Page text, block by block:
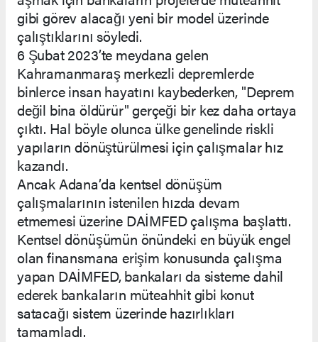
gibi görev alacağı yeni bir model üzerinde
çalıştıklarını söyledi.
6 Şubat 2023’te meydana gelen
Kahramanmaraş merkezli depremlerde
binlerce insan hayatını kaybederken, "Deprem
değil bina öldürür" gerçeği bir kez daha ortaya
çıktı. Hal böyle olunca ülke genelinde riskli
yapıların dönüştürülmesi için çalışmalar hız
kazandı.
Ancak Adana’da kentsel dönüşüm
çalışmalarının istenilen hızda devam
etmemesi üzerine DAİMFED çalışma başlattı.
Kentsel dönüşümün önündeki en büyük engel
olan finansmana erişim konusunda çalışma
yapan DAİMFED, bankaları da sisteme dahil
ederek bankaların müteahhit gibi konut
satacağı sistem üzerinde hazırlıkları
tamamladı.